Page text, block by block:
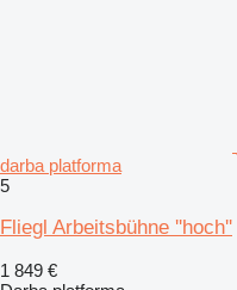
darba platforma
5
Fliegl Arbeitsbühne ''hoch''
1 849 €